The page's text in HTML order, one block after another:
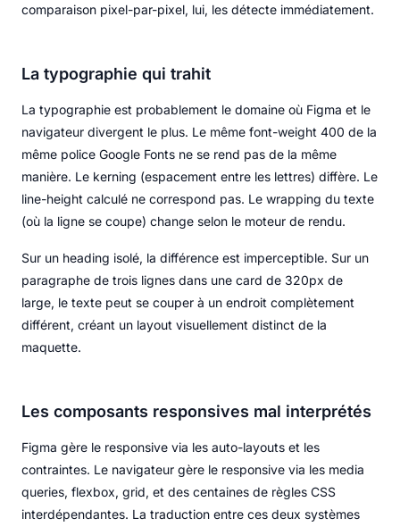
comparaison pixel-par-pixel, lui, les détecte immédiatement.
La typographie qui trahit
La typographie est probablement le domaine où Figma et le
navigateur divergent le plus. Le même font-weight 400 de la
même police Google Fonts ne se rend pas de la même
manière. Le kerning (espacement entre les lettres) diffère. Le
line-height calculé ne correspond pas. Le wrapping du texte
(où la ligne se coupe) change selon le moteur de rendu.
Sur un heading isolé, la différence est imperceptible. Sur un
paragraphe de trois lignes dans une card de 320px de
large, le texte peut se couper à un endroit complètement
différent, créant un layout visuellement distinct de la
maquette.
Les composants responsives mal interprétés
Figma gère le responsive via les auto-layouts et les
contraintes. Le navigateur gère le responsive via les media
queries, flexbox, grid, et des centaines de règles CSS
interdépendantes. La traduction entre ces deux systèmes